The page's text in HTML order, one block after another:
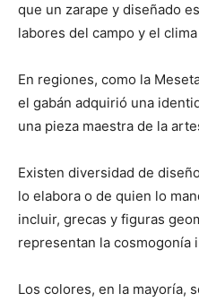
que un zarape y diseñado
labores del campo y el
En regiones, como la
el gabán adquirió una
una pieza maestra de la
Existen diversidad de
lo elabora o de quien lo
incluir, grecas y figuras
representan la cosmogonía
Los colores, en la mayoría,